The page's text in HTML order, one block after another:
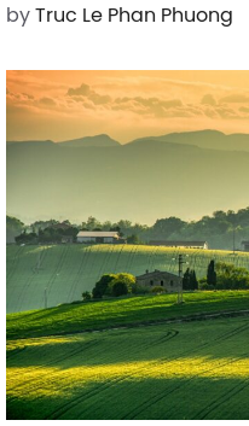
byTruc Le Phan Phuong